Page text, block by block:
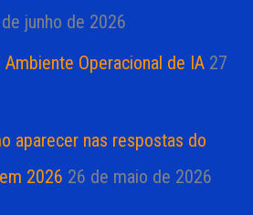
junho de 2026
Operacional de IA 27
aparecer nas respostas do
2026 26 de maio de 2026